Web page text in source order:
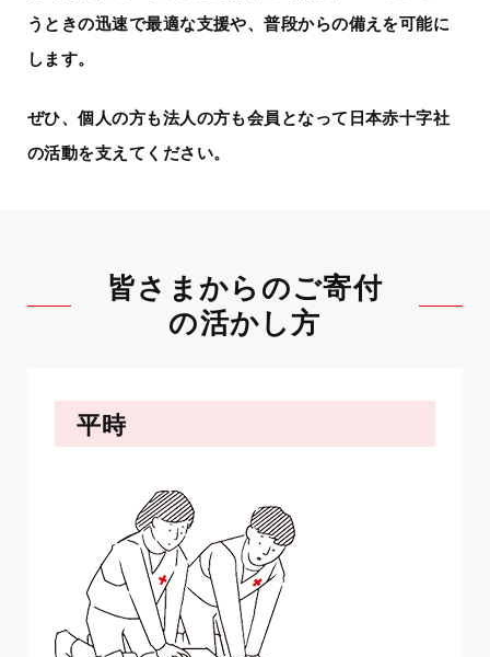
うときの迅速で最適な支援や、普段からの備えを可能に
します。
ぜひ、個人の方も法人の方も会員となって日本赤十字社
の活動を支えてください。
皆さまからのご寄付
の活かし方
平時